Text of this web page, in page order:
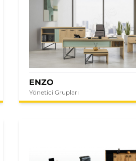
ENZO
Yönetici Grupları